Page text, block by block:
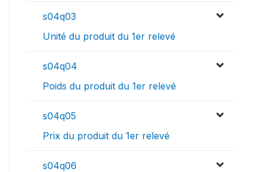
s04q03
Unité du produit du 1er relevé
s04q04
Poids du produit du 1er relevé
s04q05
Prix du produit du 1er relevé
s04q06